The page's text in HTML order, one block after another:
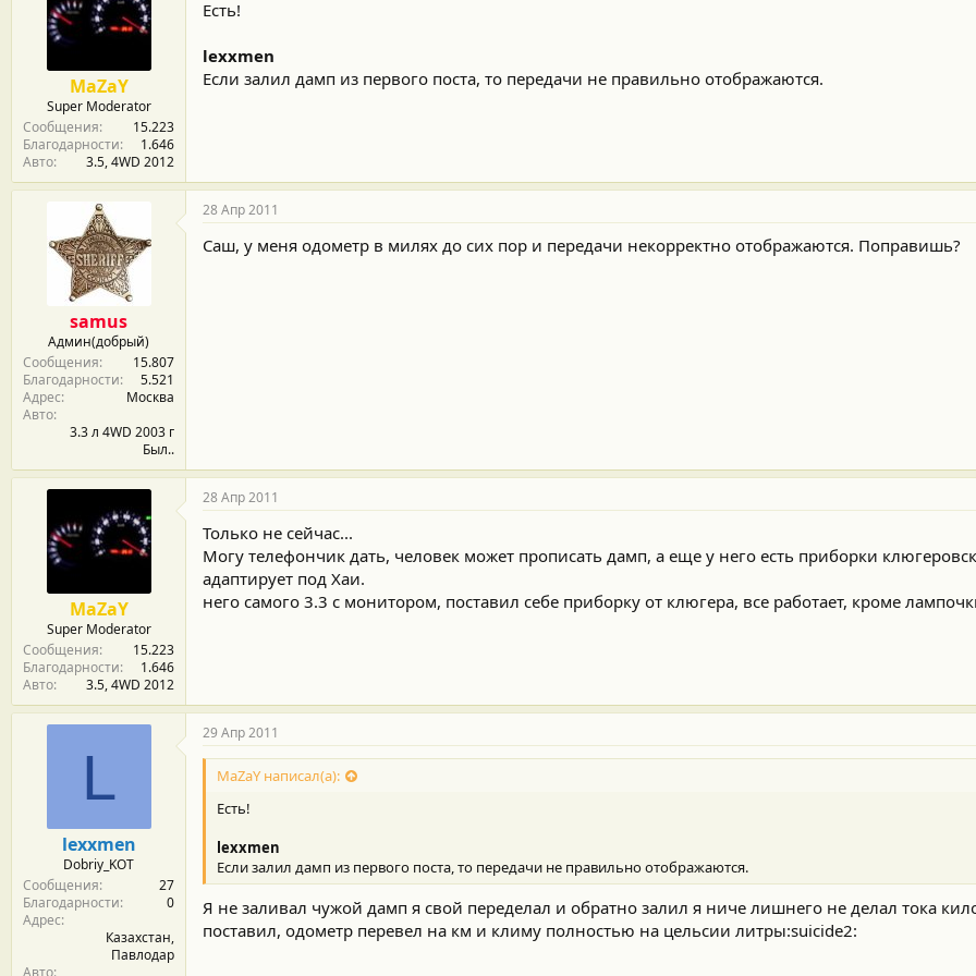
MaZaY
Super Moderator
Сообщения
15.223
Благодарности
1.646
Авто
3.5, 4WD 2012
Есть!
lexxmen
Если залил дамп из первого поста, то передачи не правильно отображаются.
samus
Админ(добрый)
Сообщения
15.807
Благодарности
5.521
Адрес
Москва
Авто
3.3 л 4WD 2003 г
Был..
28 Апр 2011
Саш, у меня одометр в милях до сих пор и передачи некорректно отображаются. Поправишь?
MaZaY
Super Moderator
Сообщения
15.223
Благодарности
1.646
Авто
3.5, 4WD 2012
28 Апр 2011
Только не сейчас...
Могу телефончик дать, человек может прописать дамп, а еще у него есть приборки
адаптирует под Хаи.
него самого 3.3 с монитором, поставил себе приборку от клюгера, все работает, кроме
L
lexxmen
Dobriy_KOT
Сообщения
27
Благодарности
0
Адрес
Казахстан,
Павлодар
Авто
29 Апр 2011
MaZaY написал(а):
Есть!
lexxmen
Если залил дамп из первого поста, то передачи не правильно отображаются.
Я не заливал чужой дамп я свой переделал и обратно залил я ниче лишнего не делал тока
поставил, одометр перевел на км и климу полностью на цельсии литры:suicide2: